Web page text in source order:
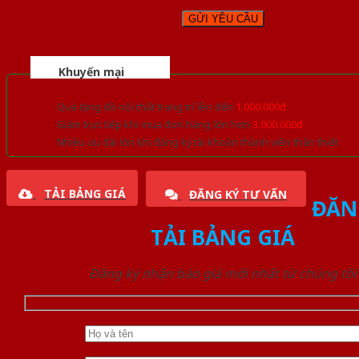
Khuyến mại
Quà tặng đồ nội thất trang trí lên đến 1.000.000đ
Giảm trực tiếp khi mua đơn hàng lớn hơn 3.000.000đ
Nhiều ưu đãi lớn khi đăng ký tài khoản thành viên thân thiết
TẢI BẢNG GIÁ ĐĂNG KÝ TƯ VẤN
TẢI BẢNG GIÁ
Đăng ký nhận báo giá mới nhất từ chúng tôi